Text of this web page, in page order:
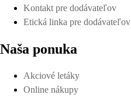
Kontakt pre dodávateľov
Etická linka pre dodávateľov
Naša ponuka
Akciové letáky
Online nákupy